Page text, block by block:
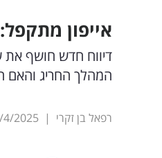
אייפון
דיווח חדש חושף את
המהלך החריג והאם
רפאל בן זקרי |
4/2025